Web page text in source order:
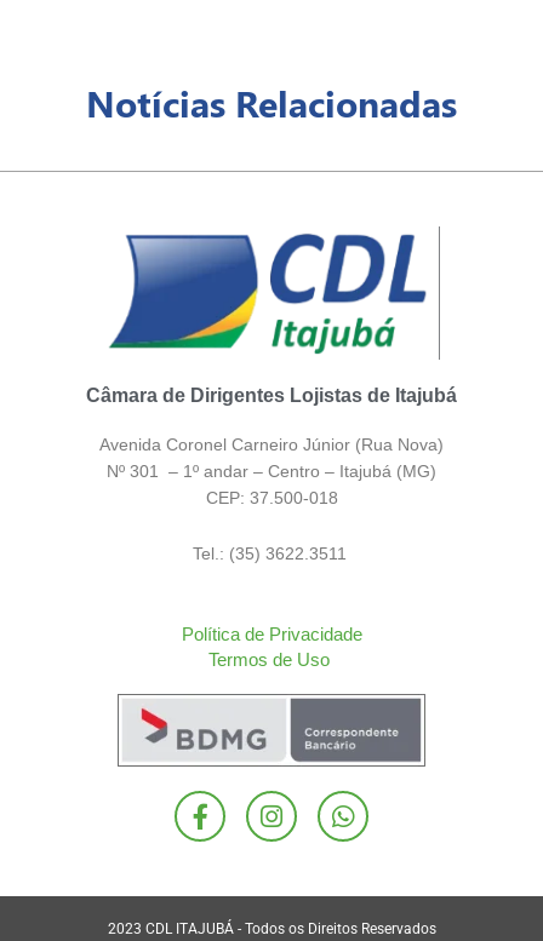
Notícias Relacionadas
Câmara de Dirigentes Lojistas de Itajubá
Avenida Coronel Carneiro Júnior (Rua Nova)
Nº 301 – 1º andar – Centro – Itajubá (MG)
CEP: 37.500-018
Tel.: (35) 3622.3511
Política de Privacidade
Termos de Uso
F
a
b
o
I
n
a
g
W
h
s
a
2023 CDL ITAJUBÁ - Todos os Direitos Reservados